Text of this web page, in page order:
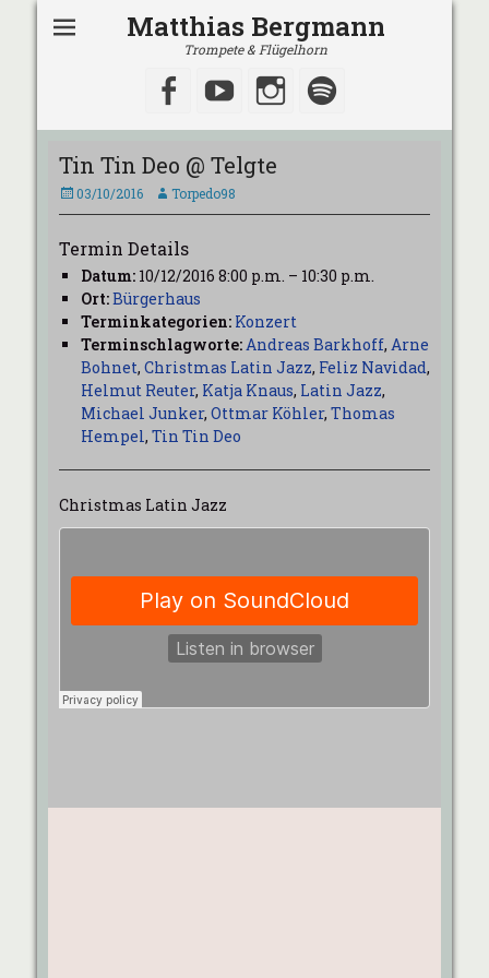
Matthias Bergmann
Trompete & Flügelhorn
Facebook
YouTubeInstagram
Tin Tin Deo @ Telgte
Veröffentlicht
am
03/10/2016 AutorTorpedo98
Termin Details
Datum: 10/12/2016 8:00 p.m. – 10:30 p.m.
Ort:Bürgerhaus
Terminkategorien: Konzert
Terminschlagworte:Andreas Barkhoff, Arne
Bohnet, Christmas Latin Jazz, Feliz Navidad,
Helmut Reuter, Katja Knaus, Latin Jazz,
Michael Junker, Ottmar Köhler, Thomas
Hempel, Tin Tin Deo
Christmas Latin Jazz